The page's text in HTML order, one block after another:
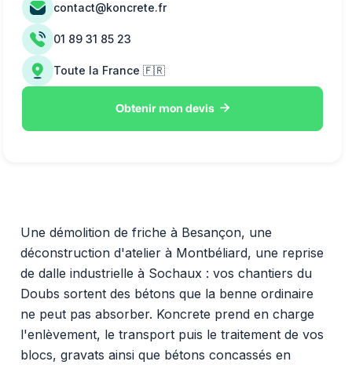
Une démolition de friche à Besançon, une
déconstruction d'atelier à Montbéliard, une reprise
de dalle industrielle à Sochaux : vos chantiers du
Doubs sortent des bétons que la benne ordinaire
ne peut pas absorber. Koncrete prend en charge
l'enlèvement, le transport puis le traitement de vos
blocs, gravats ainsi que bétons concassés en
contact@koncrete.fr
01 89 31 85 23
Toute la France 🇫🇷
Obtenir mon devis 